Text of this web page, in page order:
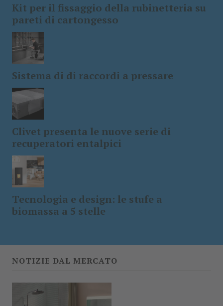
Kit per il fissaggio della rubinetteria su
pareti di cartongesso
Sistema di di raccordi a pressare
Clivet presenta le nuove serie di
recuperatori entalpici
Tecnologia e design: le stufe a
biomassa a 5 stelle
NOTIZIE DAL MERCATO